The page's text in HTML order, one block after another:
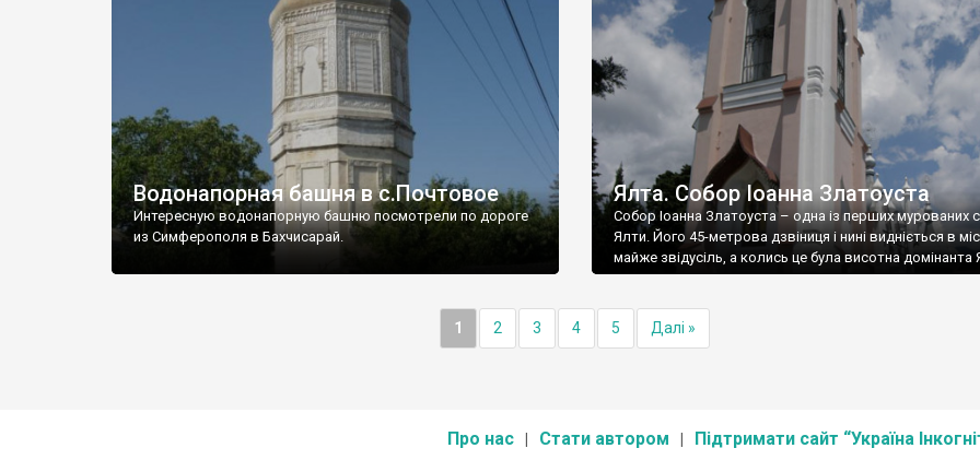
Водонапорная башня в с.Почтовое
Интересную водонапорную башню посмотрели по дороге
из Симферополя в Бахчисарай.
Ялта. Собор Іоанна Златоуста
Собор Іоанна Златоуста – одна із перших мурованих
Ялти. Його 45-метрова дзвіниця і нині видніється в
майже звідусіль, а колись це була висотна домінанта
1 2 3 4 5 Далі »
Про нас Стати автором Підтримати сайт “Україна